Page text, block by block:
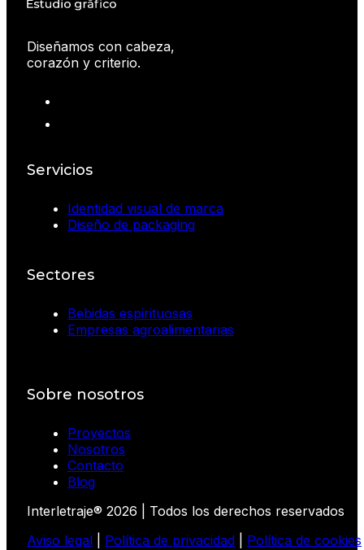
Diseñamos con cabeza,
corazón y criterio.
Servicios
Identidad visual de marca
Diseño de packaging
Sectores
Bebidas espirituosas
Empresas agroalimentarias
Sobre nosotros
Proyectos
Nosotros
Contacto
Blog
Interletraje® 2026 | Todos los derechos reservados
Aviso legal
Política de privacidad Política de cookies